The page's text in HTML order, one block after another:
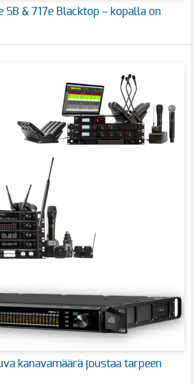
SB & 717e Blacktop – kopalla on
kanavamäärä joustaa tarpeen